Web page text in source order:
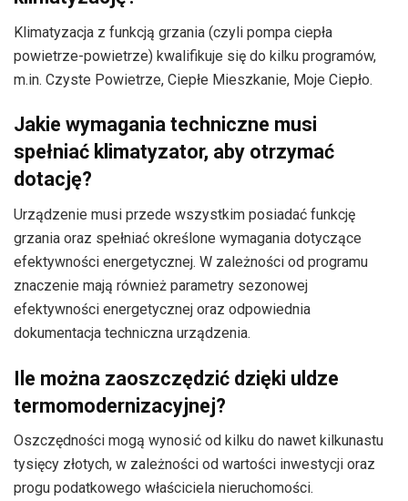
Klimatyzacja z funkcją grzania (czyli pompa ciepła
powietrze-powietrze) kwalifikuje się do kilku programów,
m.in. Czyste Powietrze, Ciepłe Mieszkanie, Moje Ciepło.
Jakie wymagania techniczne musi
spełniać klimatyzator, aby otrzymać
dotację?
Urządzenie musi przede wszystkim posiadać funkcję
grzania oraz spełniać określone wymagania dotyczące
efektywności energetycznej. W zależności od programu
znaczenie mają również parametry sezonowej
efektywności energetycznej oraz odpowiednia
dokumentacja techniczna urządzenia.
Ile można zaoszczędzić dzięki uldze
termomodernizacyjnej?
Oszczędności mogą wynosić od kilku do nawet kilkunastu
tysięcy złotych, w zależności od wartości inwestycji oraz
progu podatkowego właściciela nieruchomości.